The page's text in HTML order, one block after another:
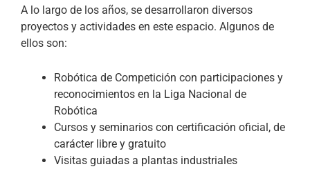
A lo largo de los años, se desarrollaron diversos
proyectos y actividades en este espacio. Algunos de
ellos son:
Robótica de Competición con participaciones y
reconocimientos en la Liga Nacional de
Robótica
Cursos y seminarios con certificación oficial, de
carácter libre y gratuito
Visitas guiadas a plantas industriales